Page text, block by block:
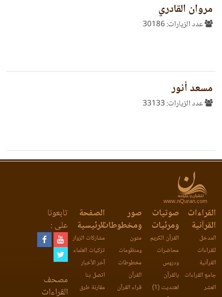
مروان القادري
عدد الزيارات: 30186
مسعد أنور
عدد الزيارات: 33133
www.nQuran.com
القراءات
القرآنية
المدخل
للقراءات
القرآنية
جامع القراءات
العشر
صوتيات
ومرئيات
القرآن الكريم
محاضرات
ودروس
بالقرآن
اهتديت (1)
صور
ومخطوطات
متون
ومنظومات
مخطوطات
القرآن
قراء القرآن
الصفحة
الرئيسية
مشاركات الزوار
تزكيات العلماء
آخر الأخبار
اتصل بنا
مقارنة طرق
تابعونا
على :
مصحف
القراءات